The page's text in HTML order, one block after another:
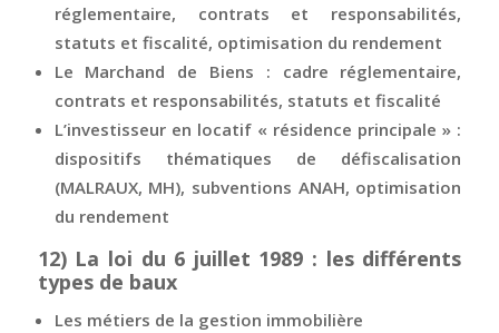
réglementaire, contrats et responsabilités,
statuts et fiscalité, optimisation du rendement
Le Marchand de Biens : cadre réglementaire,
contrats et responsabilités, statuts et fiscalité
L’investisseur en locatif « résidence principale » :
dispositifs thématiques de défiscalisation
(MALRAUX, MH), subventions ANAH, optimisation
du rendement
12) La loi du 6 juillet 1989 : les différents
types de baux
Les métiers de la gestion immobilière